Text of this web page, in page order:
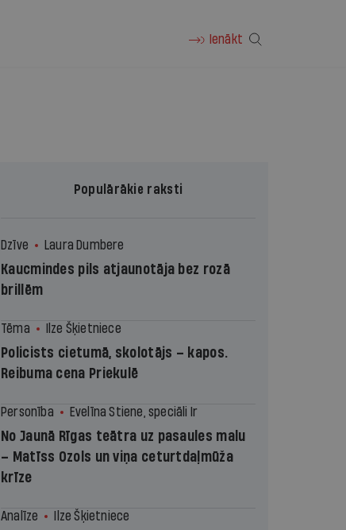
Ienākt
Populārākie raksti
Dzīve Laura Dumbere
Kaucmindes pils atjaunotāja bez rozā
brillēm
Tēma Ilze Šķietniece
Policists cietumā, skolotājs – kapos.
Reibuma cena Priekulē
Personība Evelīna Stiene, speciāli Ir
No Jaunā Rīgas teātra uz pasaules malu
– Matīss Ozols un viņa ceturtdaļmūža
krīze
Analīze Ilze Šķietniece